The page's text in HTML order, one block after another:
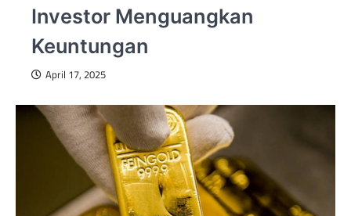
Investor Menguangkan
Keuntungan
April 17, 2025